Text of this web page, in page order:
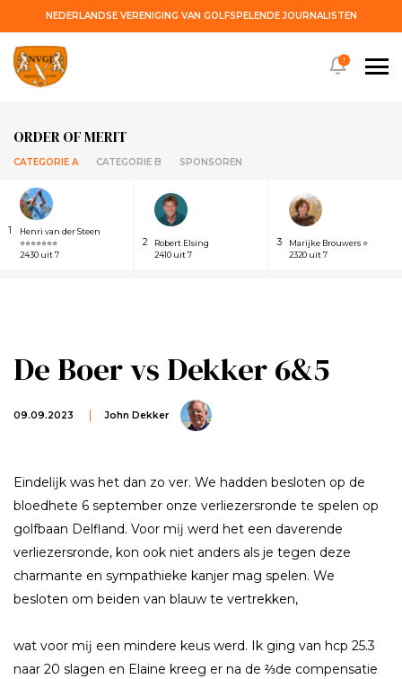
NEDERLANDSE VERENIGING VAN GOLFSPELENDE JOURNALISTEN
ORDER OF MERIT
CATEGORIE A CATEGORIE B SPONSOREN
1
Henri van der Steen
⭐⭐⭐⭐⭐⭐⭐
2430 uit 7
2
Robert Elsing
2410 uit 7
3
Marijke Brouwers ⭐
2320 uit 7
!
De Boer vs Dekker 6&5
09.09.2023 John Dekker
Eindelĳk was het dan zo ver. We hadden besloten op de
bloedhete 6 september onze verliezersronde te spelen op
golfbaan Delfland. Voor mĳ werd het een daverende
verliezersronde, kon ook niet anders als je tegen deze
charmante en sympathieke kanjer mag spelen. We
besloten om beiden van blauw te vertrekken,
wat voor mĳ een mindere keus werd. Ik ging van hcp 25.3
naar 20 slagen en Elaine kreeg er na de ⅔de compensatie